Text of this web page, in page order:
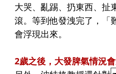
大哭、亂踢、扔東西、扯
滾。等到他發洩完了，「
會浮現出來。
2歲之後，大發脾氣情況